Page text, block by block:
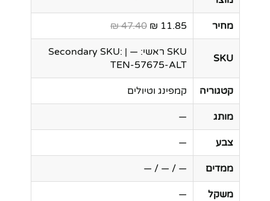
מחיר 11.85 ₪
47.40 ₪
SKU
SKU ראשי: — | Secondary SKU:
TEN-57675-ALT
קטגוריה קמפינג וטיולים
מותג —
צבע —
ממדים — / — / —
משקל —